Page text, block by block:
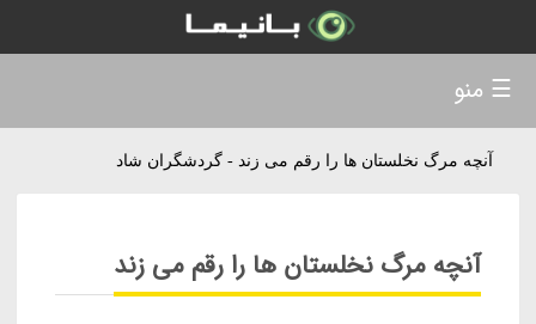
آنچه مرگ نخلستان ها را رقم می زند - گردشگران شاد
آنچه مرگ نخلستان ها را رقم می زند
☰ منو